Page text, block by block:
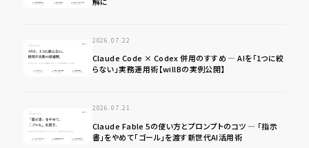
2026.07.22
Claude Code × Codex 併用のすすめ ― AIを「1つに絞
らない」実務運用術【willBの実例公開】
2026.07.21
Claude Fable 5の使い方とプロンプトのコツ ― 「指示
書」をやめて「ゴール」を渡す新世代AI活用術